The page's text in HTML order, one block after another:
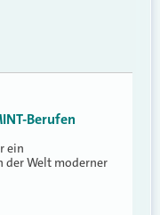
Berufen
ein
der Welt moderner